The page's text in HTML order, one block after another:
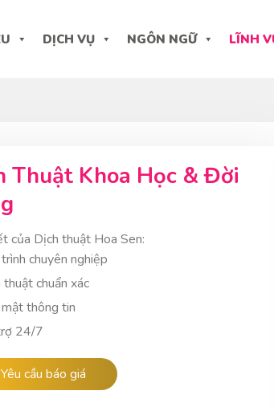
DỊCH VỤ NGÔN NGỮ LĨNH
Thuật Khoa Học & Đời
của Dịch thuật Hoa Sen:
chuyên nghiệp
thuật chuẩn xác
thông tin
24/7
Yêu cầu báo giá